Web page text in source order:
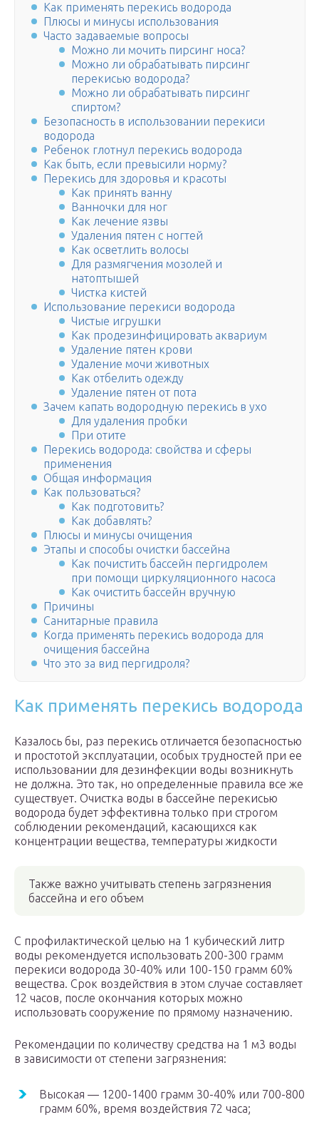
Как применять перекись водорода
Плюсы и минусы использования
Часто задаваемые вопросы
Можно ли мочить пирсинг носа?
Можно ли обрабатывать пирсинг
перекисью водорода?
Можно ли обрабатывать пирсинг
спиртом?
Безопасность в использовании перекиси
водорода
Ребенок глотнул перекись водорода
Как быть, если превысили норму?
Перекись для здоровья и красоты
Как принять ванну
Ванночки для ног
Как лечение язвы
Удаления пятен с ногтей
Как осветлить волосы
Для размягчения мозолей и
натоптышей
Чистка кистей
Использование перекиси водорода
Чистые игрушки
Как продезинфицировать аквариум
Удаление пятен крови
Удаление мочи животных
Как отбелить одежду
Удаление пятен от пота
Зачем капать водородную перекись в ухо
Для удаления пробки
При отите
Перекись водорода: свойства и сферы
применения
Общая информация
Как пользоваться?
Как подготовить?
Как добавлять?
Плюсы и минусы очищения
Этапы и способы очистки бассейна
Как почистить бассейн пергидролем
при помощи циркуляционного насоса
Как очистить бассейн вручную
Причины
Санитарные правила
Когда применять перекись водорода для
очищения бассейна
Что это за вид пергидроля?
Как применять перекись водорода
Казалось бы, раз перекись отличается безопасностью
и простотой эксплуатации, особых трудностей при ее
использовании для дезинфекции воды возникнуть
не должна. Это так, но определенные правила все же
существует. Очистка воды в бассейне перекисью
водорода будет эффективна только при строгом
соблюдении рекомендаций, касающихся как
концентрации вещества, температуры жидкости
Также важно учитывать степень загрязнения
бассейна и его объем
С профилактической целью на 1 кубический литр
воды рекомендуется использовать 200-300 грамм
перекиси водорода 30-40% или 100-150 грамм 60%
вещества. Срок воздействия в этом случае составляет
12 часов, после окончания которых можно
использовать сооружение по прямому назначению.
Рекомендации по количеству средства на 1 м3 воды
в зависимости от степени загрязнения:
Высокая — 1200-1400 грамм 30-40% или 700-800
грамм 60%, время воздействия 72 часа;